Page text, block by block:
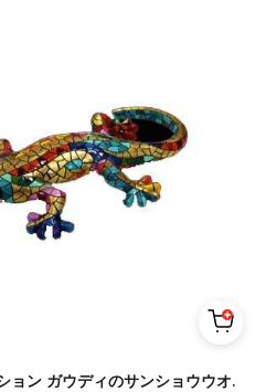
ョン ガウディのサンショウウオ.